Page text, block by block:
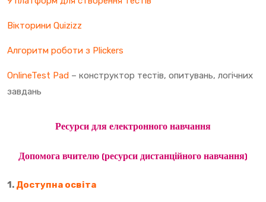
Вікторини Quizizz
Алгоритм роботи з Plickers
OnlineTest Pad – конструктор тестів, опитувань, логічних
завдань
Ресурси для електронного навчання
Допомога вчителю (ресурси дистанційного навчання)
1. Доступна освіта